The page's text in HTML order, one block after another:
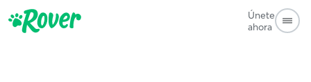
Únete
ahora